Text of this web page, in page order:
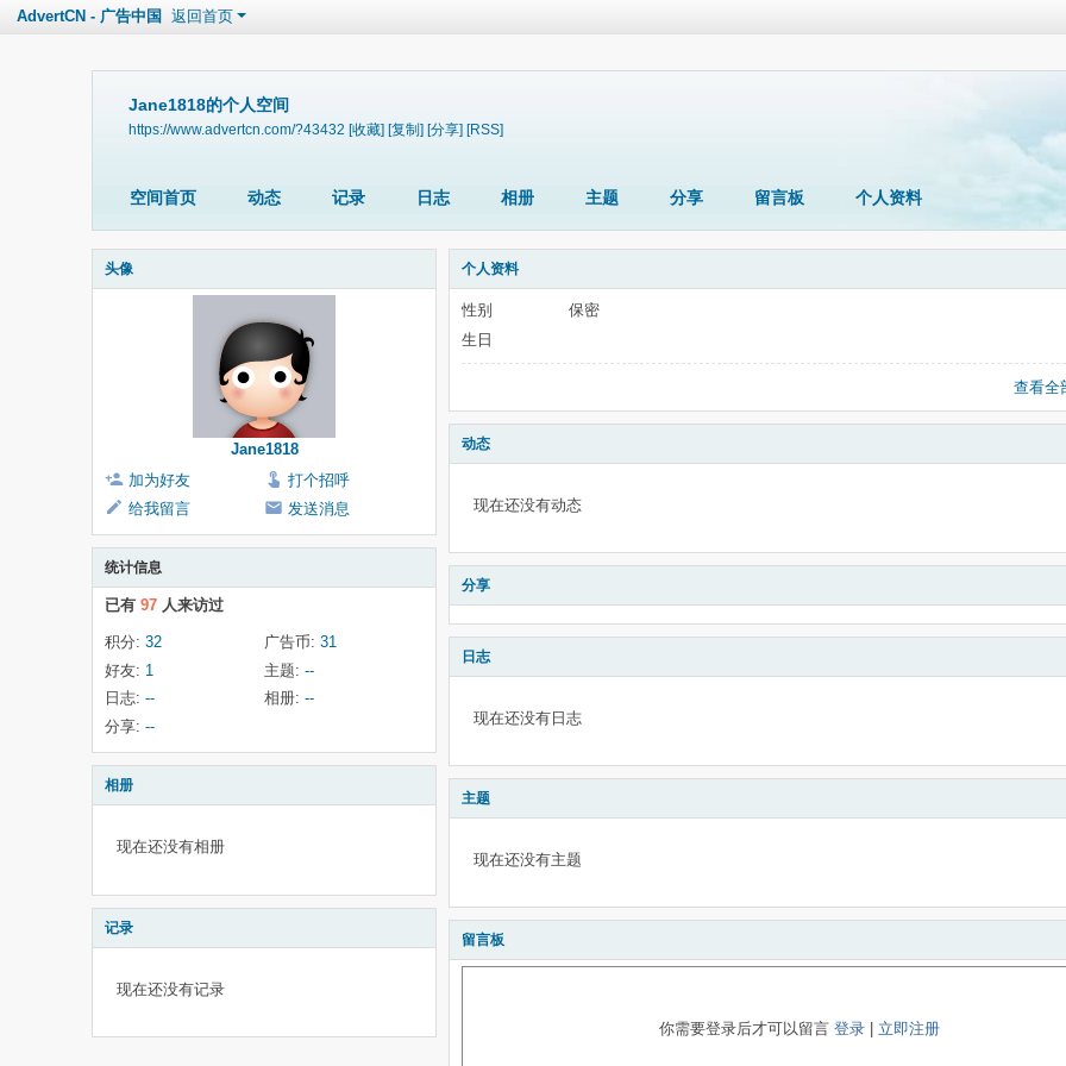
AdvertCN - 广告中国 返回首页
Jane1818的个人空间
https://www.advertcn.com/?43432 [收藏] [复制] [分享] [RSS]
空间首页 动态 记录 日志 相册 主题 分享 留言板 个人资料
头像
Jane1818
加为好友
打个招呼
给我留言
发送消息
统计信息
已有 97 人来访过
积分: 32 广告币: 31
好友: 1 主题: --
日志: -- 相册: --
分享: --
相册
现在还没有相册
记录
现在还没有记录
个人资料
性别
保密
生日
查看全
动态
现在还没有动态
分享
日志
现在还没有日志
主题
现在还没有主题
留言板
你需要登录后才可以留言 登录 立即注册